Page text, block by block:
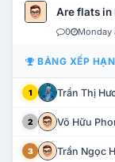
Are flats in
0 Monday
BẢNG XẾP
1 Trần Thị
2 Võ Hữu
3 Trần Ngọc